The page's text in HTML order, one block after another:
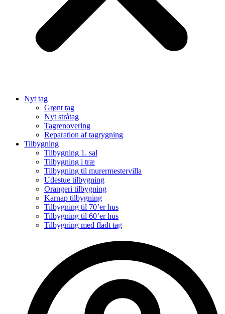
Nyt tag
Grønt tag
Nyt stråtag
Tagrenovering
Reparation af tagrygning
Tilbygning
Tilbygning 1. sal
Tilbygning i træ
Tilbygning til murermestervilla
Udestue tilbygning
Orangeri tilbygning
Karnap tilbygning
Tilbygning til 70’er hus
Tilbygning til 60’er hus
Tilbygning med fladt tag